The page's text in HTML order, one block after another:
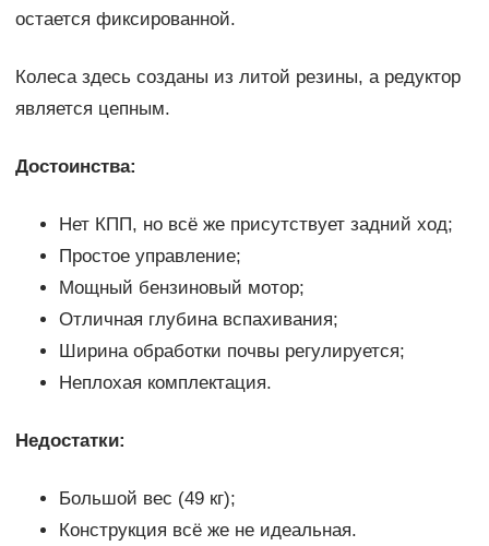
остается фиксированной.
Колеса здесь созданы из литой резины, а редуктор
является цепным.
Достоинства:
Нет КПП, но всё же присутствует задний ход;
Простое управление;
Мощный бензиновый мотор;
Отличная глубина вспахивания;
Ширина обработки почвы регулируется;
Неплохая комплектация.
Недостатки:
Большой вес (49 кг);
Конструкция всё же не идеальная.